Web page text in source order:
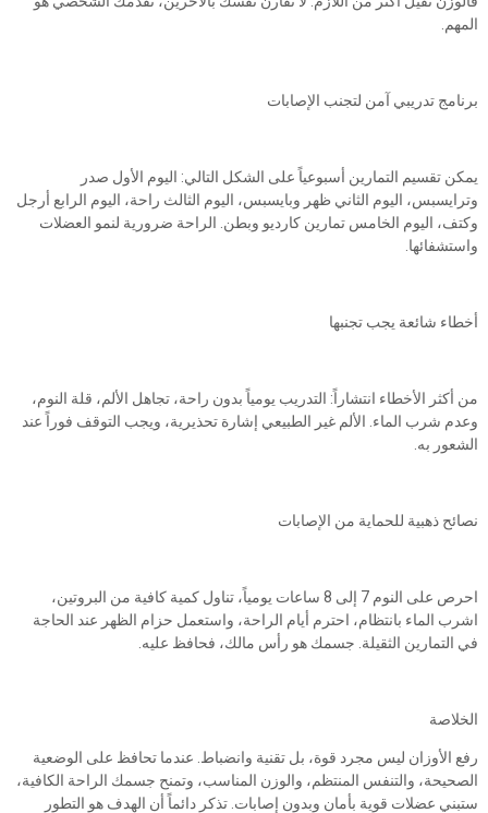
المهم.
برنامج تدريبي آمن لتجنب الإصابات
يمكن تقسيم التمارين أسبوعياً على الشكل التالي: اليوم الأول صدر
وترايسبس، اليوم الثاني ظهر وبايسبس، اليوم الثالث راحة، اليوم الرابع أرجل
وكتف، اليوم الخامس تمارين كارديو وبطن. الراحة ضرورية لنمو العضلات
واستشفائها.
أخطاء شائعة يجب تجنبها
من أكثر الأخطاء انتشاراً: التدريب يومياً بدون راحة، تجاهل الألم، قلة النوم،
وعدم شرب الماء. الألم غير الطبيعي إشارة تحذيرية، ويجب التوقف فوراً عند
الشعور به.
نصائح ذهبية للحماية من الإصابات
احرص على النوم 7 إلى 8 ساعات يومياً، تناول كمية كافية من البروتين،
اشرب الماء بانتظام، احترم أيام الراحة، واستعمل حزام الظهر عند الحاجة
في التمارين الثقيلة. جسمك هو رأس مالك، فحافظ عليه.
الخلاصة
رفع الأوزان ليس مجرد قوة، بل تقنية وانضباط. عندما تحافظ على الوضعية
الصحيحة، والتنفس المنتظم، والوزن المناسب، وتمنح جسمك الراحة الكافية،
ستبني عضلات قوية بأمان وبدون إصابات. تذكر دائماً أن الهدف هو التطور